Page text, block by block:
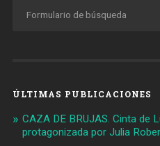
ÚLTIMAS PUBLICACIONES
CAZA DE BRUJAS. Cinta de
protagonizada por Julia